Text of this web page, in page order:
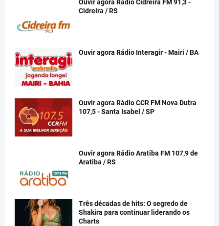
Ouvir agora Rádio Cidreira FM 91,3 -
Cidreira / RS
Ouvir agora Rádio Interagir - Mairi / BA
Ouvir agora Rádio CCR FM Nova Dutra
107,5 - Santa Isabel / SP
Ouvir agora Rádio Aratiba FM 107,9 de
Aratiba / RS
Três décadas de hits: O segredo de
Shakira para continuar liderando os
Charts